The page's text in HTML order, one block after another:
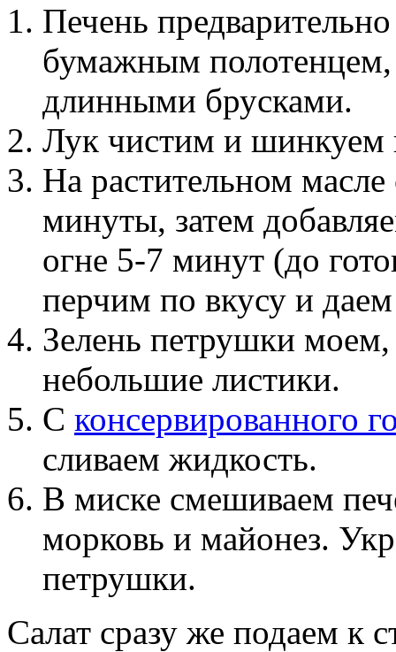
Печень
бумажным полотенцем,
длинными брусками.
Лук чистим и шинкуем
На растительном
минуты, затем
огне 5-7 минут (до
перчим по вкусу и
Зелень петрушки
небольшие листики.
С консервированного
сливаем жидкость.
В миске смешиваем
морковь и майонез.
петрушки.
Салат сразу же подаем к